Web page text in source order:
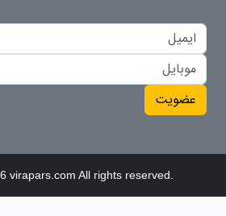
عضویت
virapars.com All rights reserved.